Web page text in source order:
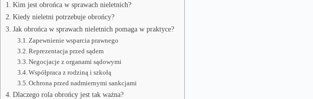
Kim jest obrońca w sprawach nieletnich?
Kiedy nieletni potrzebuje obrońcy?
Jak obrońca w sprawach nieletnich pomaga w praktyce?
Zapewnienie wsparcia prawnego
Reprezentacja przed sądem
Negocjacje z organami sądowymi
Współpraca z rodziną i szkołą
Ochrona przed nadmiernymi sankcjami
Dlaczego rola obrońcy jest tak ważna?